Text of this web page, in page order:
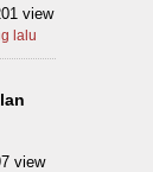
view
lalu
view